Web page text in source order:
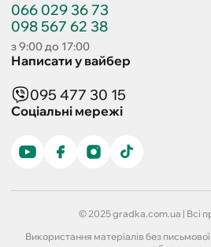
066 029 36 73
098 567 62 38
з 9:00 до 17:00
Написати у вайбер
095 477 30 15
Соціальні мережі
© 2025 gradka.com.ua | Всі
Використання матеріалів без письмової